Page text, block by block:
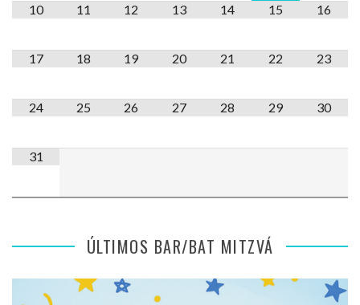
10 11 12 13 14 15 16
17 18 19 20 21 22 23
24 25 26 27 28 29 30
31
ÚLTIMOS BAR/BAT MITZVÁ